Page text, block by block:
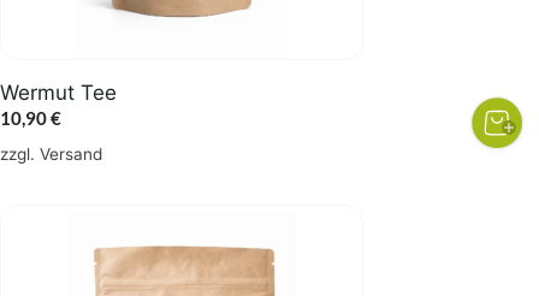
Wermut Tee
10,90€
zzgl. Versand